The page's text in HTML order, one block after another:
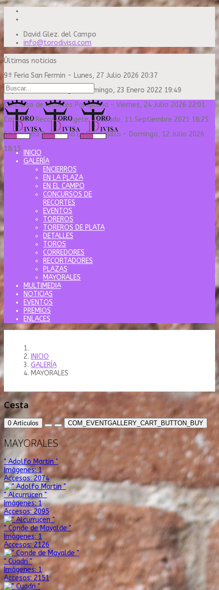
David Glez. del Campo
info@torodivisa.com
Últimas noticias
9ª Feria San Fermin - Lunes, 27 Julio 2026 20:37
Capea Sanse Domingo
Domingo, 23 Enero 2022 19:49
Concurso de recortes Pamplona - Viernes, 24 Julio 2026 22:01
Concurso Recortes Algete-Sábado, 11 Septiembre 2021 18:25
6º Encierro Pamplona La Palmosilla - Domingo, 12 Julio 2026
18:15
INICIO
GALERÍA
ENCIERROS
EN LA PLAZA
EN EL CAMPO
CONCURSOS DE
RECORTES
EVENTOS
TOREROS
TOREROS DE PLATA
DETALLES
TOROS
CORREDORES
RECORTADORES
PLAZAS
MAYORALES
MULTIMEDIA
NOTICIAS
EVENTOS
PREMIOS
ENLACES
INICIO
GALERÍA
MAYORALES
Cesta
0 Artículos COM_EVENTGALLERY_CART_BUTTON_BUY
MAYORALES
" Adolfo Martin "
Imágenes: 1
Accesos: 2074
" Alcurrucen "
Imágenes: 1
Accesos: 2095
" Conde de Mayalde "
Imágenes: 1
Accesos: 2126
" Cuadri "
Imágenes: 1
Accesos: 2151